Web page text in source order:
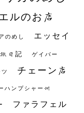
ルのお店
のめし エッセイ
日記 ゲイバー
チェーン店
ハンプシャー州
ファラフェル